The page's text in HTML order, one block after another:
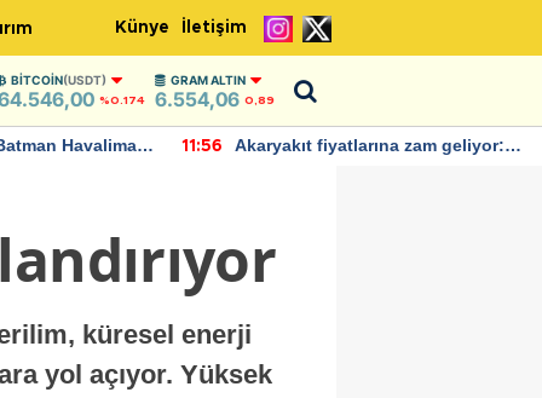
Künye İletişim
BITCOIN(USDT)
%0.174
GRAM ALTIN
6.554,06 0,89
Havalimanı
11:56
Akaryakıt fiyatlarına zam geliyor:
küresel enerji
yol açıyor. Yüksek